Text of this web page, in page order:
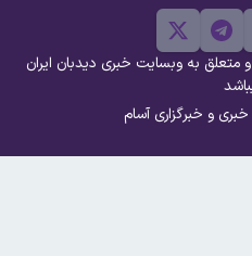
به وبسایت خبری دیدبان ایران
و خبرگزاری آسام